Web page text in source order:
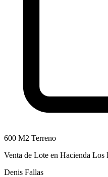
600 M2 Terreno
Venta de Lote en Hacienda
Denis Fallas